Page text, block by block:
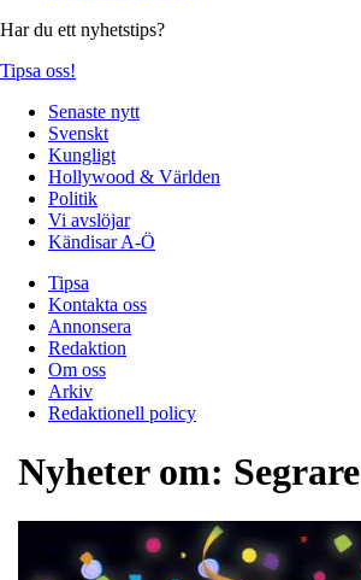
Har du ett nyhetstips?
Tipsa oss!
Senaste nytt
Svenskt
Kungligt
Hollywood & Världen
Politik
Vi avslöjar
Kändisar A-Ö
Tipsa
Kontakta oss
Annonsera
Redaktion
Om oss
Arkiv
Redaktionell policy
Nyheter om: Segrare